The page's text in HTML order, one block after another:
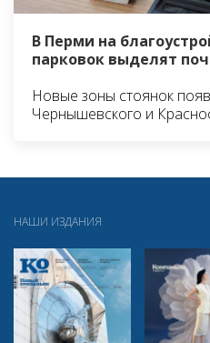
В Перми на
парковок выделят
Новые зоны стоянок
Чернышевского и
НАШИ ИЗДАНИЯ